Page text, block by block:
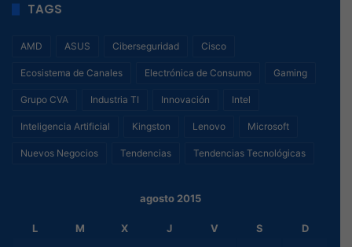
TAGS
AMD ASUS Ciberseguridad Cisco
Ecosistema de Canales Electrónica de Consumo Gaming
Grupo CVA Industria TI Innovación Intel
Inteligencia Artificial Kingston Lenovo Microsoft
Nuevos Negocios Tendencias Tendencias Tecnológicas
agosto 2015
L M X J V S D